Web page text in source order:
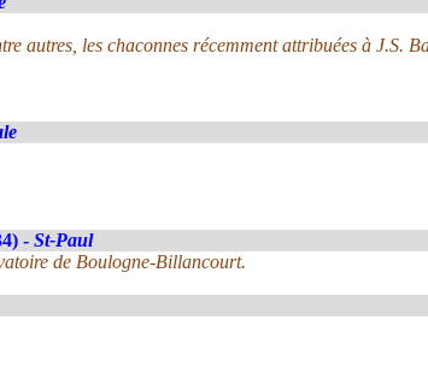
autres, les chaconnes récemment attribuées à J.S.
- St-Paul
de Boulogne-Billancourt.